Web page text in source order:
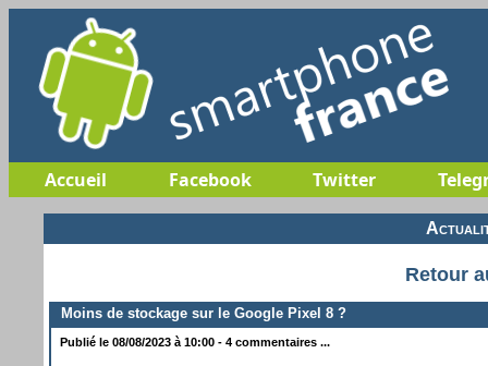
Accueil Facebook Twitter
Retour
Moins de stockage sur le Google Pixel 8 ?
Publié le 08/08/2023 à 10:00 - 4 commentaires ...